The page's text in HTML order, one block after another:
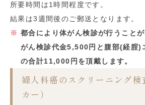
所要時間は1時間程度です。
結果は3週間後のご郵送となります。
都合により体がん検診が行うこと
がん検診代金5,500円と腹部(経腟)
の合計11,000円を頂戴します。
婦人科癌のスクリーニング検
カー）